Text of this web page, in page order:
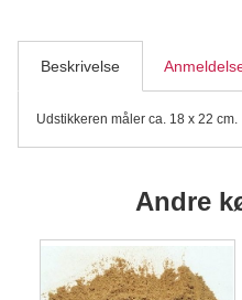
Beskrivelse
Udstikkeren måler ca. 18 x 22 cm.
Andre